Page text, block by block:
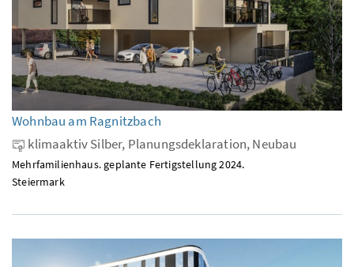
Wohnbau am Ragnitzbach
klimaaktiv Silber, Planungsdeklaration, Neubau
Mehrfamilienhaus. geplante Fertigstellung 2024.
Steiermark